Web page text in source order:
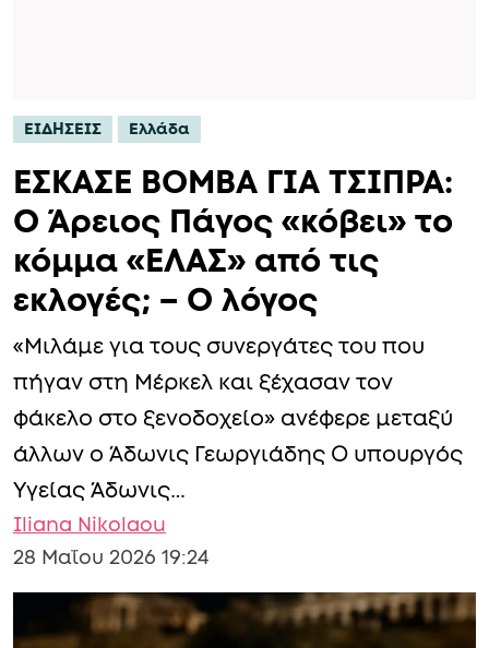
ΕΙΔΗΣΕΙΣ Ελλάδα
ΕΣΚΑΣΕ BOMBA ΓΙΑ ΤΣΙΠΡΑ:
Ο Άρειος Πάγος «κόβει» το
κόμμα «ΕΛΑΣ» από τις
εκλογές; – Ο λόγος
«Μιλάμε για τους συνεργάτες του που
πήγαν στη Μέρκελ και ξέχασαν τον
φάκελο στο ξενοδοχείο» ανέφερε μεταξύ
άλλων ο Άδωνις Γεωργιάδης Ο υπουργός
Υγείας Άδωνις…
Iliana Nikolaou
28 Μαΐου 2026 19:24